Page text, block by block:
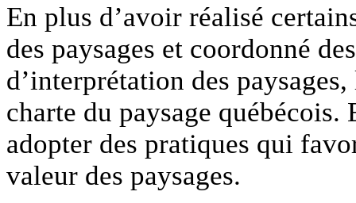
En plus d’avoir réalisé
des paysages et coordonné
d’interprétation des
charte du paysage québécois.
adopter des pratiques qui
valeur des paysages.